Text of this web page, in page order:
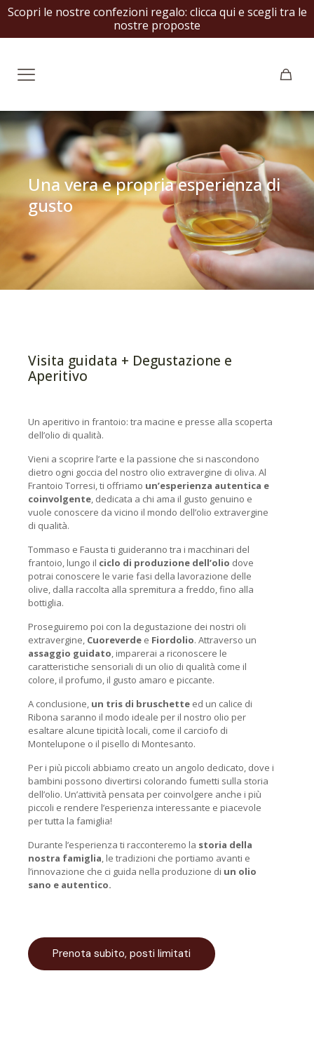
Una vera e propria esperienza di
gusto
Visita guidata + Degustazione e
Aperitivo
Un aperitivo in frantoio: tra macine e presse alla scoperta
dell’olio di qualità.
Vieni a scoprire l’arte e la passione che si nascondono
dietro ogni goccia del nostro olio extravergine di oliva. Al
Frantoio Torresi, ti offriamo un’esperienza autentica e
coinvolgente, dedicata a chi ama il gusto genuino e
vuole conoscere da vicino il mondo dell’olio extravergine
di qualità.
Tommaso e Fausta ti guideranno tra i macchinari del
frantoio, lungo il ciclo di produzione dell’olio dove
potrai conoscere le varie fasi della lavorazione delle
olive, dalla raccolta alla spremitura a freddo, fino alla
bottiglia.
Proseguiremo poi con la degustazione dei nostri oli
extravergine, Cuoreverde e Fiordolio. Attraverso un
assaggio guidato, imparerai a riconoscere le
caratteristiche sensoriali di un olio di qualità come il
colore, il profumo, il gusto amaro e piccante.
A conclusione, un tris di bruschette ed un calice di
Ribona saranno il modo ideale per il nostro olio per
esaltare alcune tipicità locali, come il carciofo di
Montelupone o il pisello di Montesanto.
Per i più piccoli abbiamo creato un angolo dedicato, dove i
bambini possono divertirsi colorando fumetti sulla storia
dell’olio. Un’attività pensata per coinvolgere anche i più
piccoli e rendere l’esperienza interessante e piacevole
per tutta la famiglia!
Durante l’esperienza ti racconteremo la storia della
nostra famiglia, le tradizioni che portiamo avanti e
l’innovazione che ci guida nella produzione di un olio
sano e autentico.
Prenota subito, posti limitati